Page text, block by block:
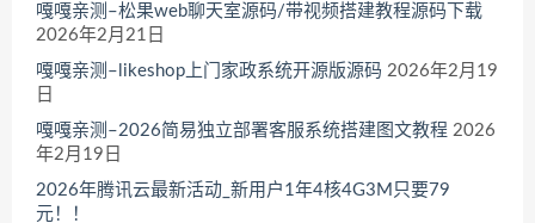
嘎嘎亲测–松果web聊天室源码/带视频搭建教程源码下载
2026年2月21日
嘎嘎亲测–likeshop上门家政系统开源版源码 2026年2月19
日
嘎嘎亲测–2026简易独立部署客服系统搭建图文教程 2026
年2月19日
2026年腾讯云最新活动_新用户1年4核4G3M只要79
元！！